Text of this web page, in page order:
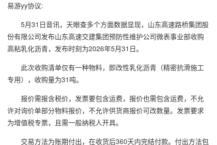
易游yy协议:
5月31日音讯，天眼查多个方面数据显现，山东高速路桥集团股
份有限公司发布山东高速交建集团预防性维护公司微表事业部收购
高粘乳化沥青，发布时刻为2026年5月31日。
此次收购清单仅有一种物料，即改性乳化沥青（精密抗滑施工
专用），收购量为31吨。
报价需报含税价，发票要包含运费，报价也需包含运费，不允
许对询价单部分物料报价，不允许供货商报价可改数量。发票要求
为增值税专票，且需一般纳税人开具。
交易方法为账期付出，在收货后360天内完结付款。付出方法包